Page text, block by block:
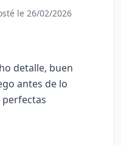
le 26/02/2026
detalle, buen
antes de lo